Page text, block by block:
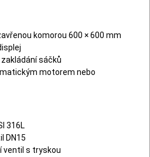
komorou 600 × 600 mm
sáčků
motorem nebo
316L
DN15
ventil s tryskou